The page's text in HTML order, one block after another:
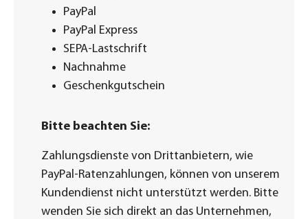
Sendungsverfolgungsnummer.
E-Mail kopieren, kann unbemerkt ein
Leerzeichen an den Code gehängt
werden und zu einem Fehler führen.
Gut zu wissen: Unsere Gutscheincodes
werden ausschließlich groß und ohne
PayPal
PayPal Express
SEPA-Lastschrift
Nachnahme
Geschenkgutschein
Bitte beachten Sie:
Zahlungsdienste von Drittanbietern, wie
PayPal-Ratenzahlungen, können von unserem
Kundendienst nicht unterstützt werden. Bitte
wenden Sie sich direkt an das Unternehmen,